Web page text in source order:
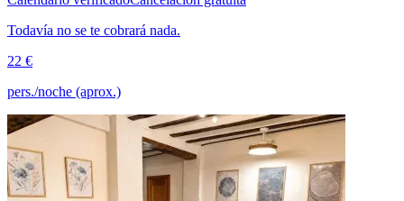
Todavía no se te cobrará nada.
22 €
pers./noche (aprox.)